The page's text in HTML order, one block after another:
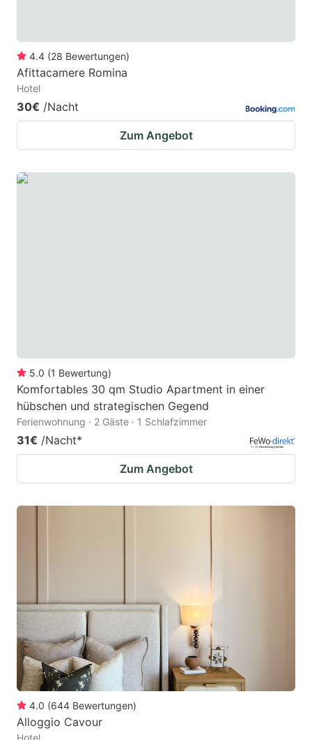
4.4 (28 Bewertungen)
Afittacamere Romina
Hotel
30€ /Nacht
Zum Angebot
5.0 (1 Bewertung)
Komfortables 30 qm Studio Apartment in einer
hübschen und strategischen Gegend
Ferienwohnung · 2 Gäste · 1 Schlafzimmer
31€ /Nacht*
Zum Angebot
4.0 (644 Bewertungen)
Alloggio Cavour